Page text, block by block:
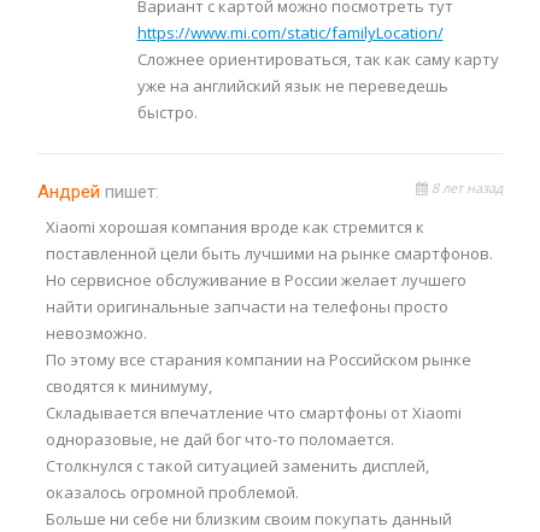
Вариант с картой можно посмотреть тут
https://www.mi.com/static/familyLocation/
Сложнее ориентироваться, так как саму карту
уже на английский язык не переведешь
быстро.
Андрей пишет: 8 лет назад
Xiaomi хорошая компания вроде как стремится к
поставленной цели быть лучшими на рынке смартфонов.
Но сервисное обслуживание в России желает лучшего
найти оригинальные запчасти на телефоны просто
невозможно.
По этому все старания компании на Российском рынке
сводятся к минимуму,
Складывается впечатление что смартфоны от Xiaomi
одноразовые, не дай бог что-то поломается.
Столкнулся с такой ситуацией заменить дисплей,
оказалось огромной проблемой.
Больше ни себе ни близким своим покупать данный